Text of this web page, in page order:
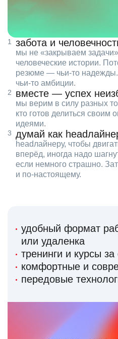
забота и
мы не «закрываем
человеческие истории.
резюме — чьи‑то
чьи‑то амбиции.
вместе — успех
мы верим в силу разных
кто готов делиться своим
идеями.
думай как
headлайнеру, чтобы
вперёд, иногда надо
если немного страшно.
и по‑настоящему.
удобный формат
или удаленка
тренинги и курсы
комфортные и
передовые